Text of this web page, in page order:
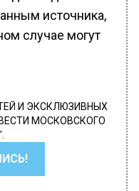
источника,
случае могут
И ЭКСКЛЮЗИВНЫХ
МОСКОВСКОГО